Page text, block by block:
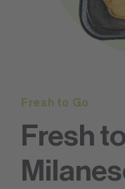
Fresh to Go
Fresh